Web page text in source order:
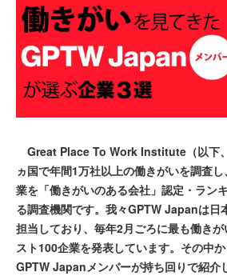
Great Place To Work Institute（以下
ヵ国で年間1万社以上の働きがいを調査
業を「働きがいのある会社」認定・ラン
る調査機関です。我々GPTW Japanは日
担当しており、毎年2月ごろに最も働き
スト100企業を発表しています。その中
GPTW Japanメンバーが持ち回りで紹介